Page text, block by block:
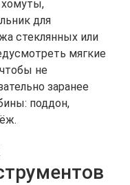
хомуты,
для
стеклянных или
мягкие
не
заранее
поддон,